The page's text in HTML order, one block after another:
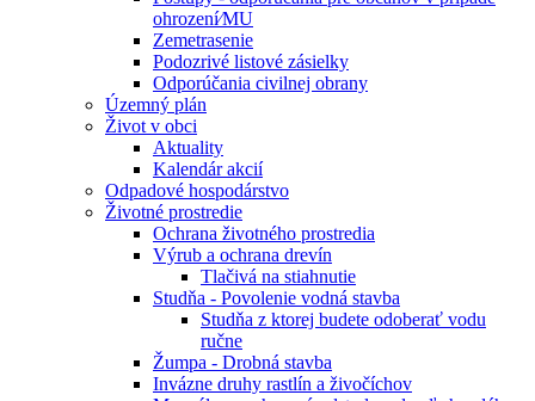
ohrození⁄MU
Zemetrasenie
Podozrivé listové zásielky
Odporúčania civilnej obrany
Územný plán
Život v obci
Aktuality
Kalendár akcií
Odpadové hospodárstvo
Životné prostredie
Ochrana životného prostredia
Výrub a ochrana drevín
Tlačivá na stiahnutie
Studňa - Povolenie vodná stavba
Studňa z ktorej budete odoberať vodu
ručne
Žumpa - Drobná stavba
Invázne druhy rastlín a živočíchov